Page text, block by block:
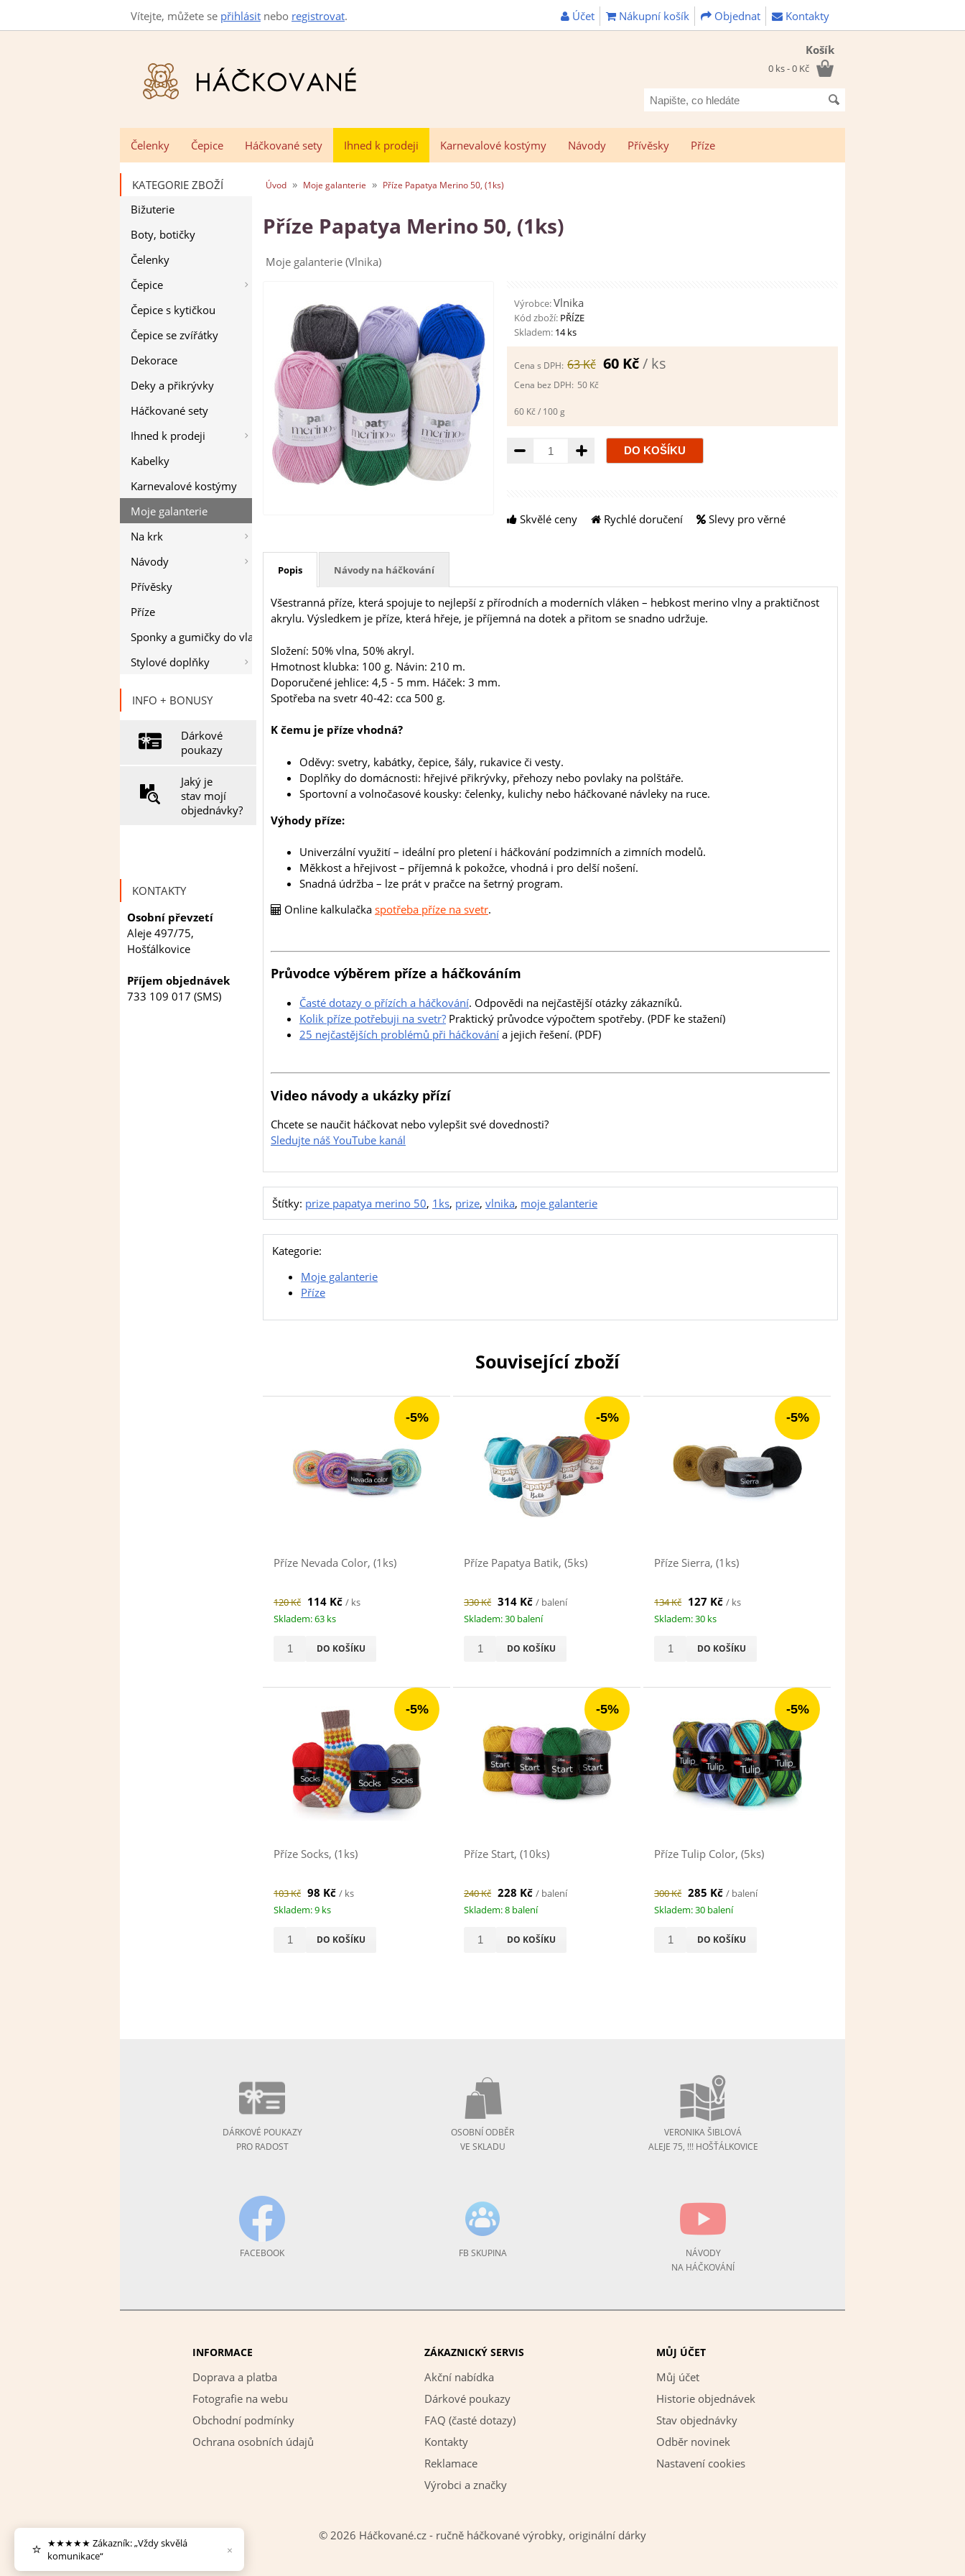
Vítejte, můžete se přihlásit nebo registrovat. Účet Nákupní košík Objednat Kontakty
Košík
0 ks - 0 Kč
Napište,
co
Čelenky
Čepice Háčkované sety Ihned k prodeji Karnevalové kostýmy Návody Přívěsky Příze
KATEGORIE ZBOŽÍ
Bižuterie
Boty, botičky
Čelenky
Čepice
Čepice s kytičkou
Čepice se zvířátky
Dekorace
Deky a přikrývky
Háčkované sety
Ihned k prodeji
Kabelky
Karnevalové kostýmy
Moje galanterie
Na krk
Návody
Přívěsky
Příze
Sponky a gumičky do vlasů
Stylové doplňky
INFO + BONUSY
Dárkové
poukazy
Jaký je
stav mojí
objednávky?
KONTAKTY
Osobní převzetí
Aleje 497/75,
Hošťálkovice
Příjem objednávek
733 109 017 (SMS)
Úvod » Moje galanterie » Příze Papatya Merino 50, (1ks)
Příze Papatya Merino 50, (1ks)
Moje galanterie (Vlnika)
Výrobce:Vlnika
Kód zboží: PŘÍZE
Skladem: 14 ks
Cena s DPH: 63 Kč 60 Kč/ ks
Cena bez DPH: 50 Kč
60 Kč / 100 g
Množství
Skvělé ceny Rychlé doručení Slevy pro věrné
Popis Návody na háčkování
Všestranná příze, která spojuje to nejlepší z přírodních a moderních vláken – hebkost merino vlny a praktičnost
akrylu. Výsledkem je příze, která hřeje, je příjemná na dotek a přitom se snadno udržuje.
Složení: 50% vlna, 50% akryl.
Hmotnost klubka: 100 g. Návin: 210 m.
Doporučené jehlice: 4,5 - 5 mm. Háček: 3 mm.
Spotřeba na svetr 40-42: cca 500 g.
K čemu je příze vhodná?
Oděvy: svetry, kabátky, čepice, šály, rukavice či vesty.
Doplňky do domácnosti: hřejivé přikrývky, přehozy nebo povlaky na polštáře.
Sportovní a volnočasové kousky: čelenky, kulichy nebo háčkované návleky na ruce.
Výhody příze:
Univerzální využití – ideální pro pletení i háčkování podzimních a zimních modelů.
Měkkost a hřejivost – příjemná k pokožce, vhodná i pro delší nošení.
Snadná údržba – lze prát v pračce na šetrný program.
Online kalkulačka spotřeba příze na svetr.
Průvodce výběrem příze a háčkováním
Časté dotazy o přízích a háčkování. Odpovědi na nejčastější otázky zákazníků.
Kolik příze potřebuji na svetr? Praktický průvodce výpočtem spotřeby. (PDF ke stažení)
25 nejčastějších problémů při háčkování a jejich řešení. (PDF)
Video návody a ukázky přízí
Chcete se naučit háčkovat nebo vylepšit své dovednosti?
Sledujte náš YouTube kanál
Štítky: prize papatya merino 50, 1ks, prize, vlnika, moje galanterie
Kategorie:
Moje galanterie
Příze
Související zboží
-5%
Příze Nevada Color, (1ks)
120 Kč 114 Kč / ks
Skladem: 63 ks
DO KOŠÍKU
-5%
Příze Papatya Batik, (5ks)
330 Kč 314 Kč / balení
Skladem: 30 balení
DO KOŠÍKU
-5%
Příze Sierra, (1ks)
134 Kč 127 Kč / ks
Skladem: 30 ks
DO KOŠÍKU
-5%
Příze Socks, (1ks)
103 Kč 98 Kč / ks
Skladem: 9 ks
DO KOŠÍKU
-5%
Příze Start, (10ks)
240 Kč 228 Kč / balení
Skladem: 8 balení
DO KOŠÍKU
-5%
Příze Tulip Color, (5ks)
300 Kč 285 Kč / balení
Skladem: 30 balení
DO KOŠÍKU
DÁRKOVÉ POUKAZY
PRO RADOST
OSOBNÍ ODBĚR
VE SKLADU
VERONIKA ŠIBLOVÁ
ALEJE 75, !!! HOŠŤÁLKOVICE
FACEBOOK FB SKUPINA
NÁVODY
NA HÁČKOVÁNÍ
INFORMACE
Doprava a platba
Fotografie na webu
Obchodní podmínky
Ochrana osobních údajů
ZÁKAZNICKÝ SERVIS
Akční nabídka
Dárkové poukazy
FAQ (časté dotazy)
Kontakty
Reklamace
Výrobci a značky
MŮJ ÚČET
Můj účet
Historie objednávek
Stav objednávky
Odběr novinek
Nastavení cookies
© 2026 Háčkované.cz - ručně háčkované výrobky, originální dárky
⭐ ★★★★★ Zákazník: „Vždy skvělá
komunikace“
×